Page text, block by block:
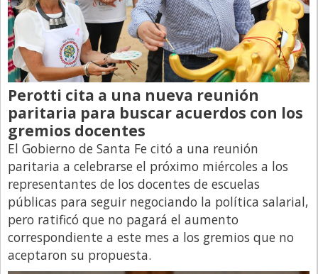
Perotti cita a una nueva reunión
paritaria para buscar acuerdos con los
gremios docentes
El Gobierno de Santa Fe citó a una reunión
paritaria a celebrarse el próximo miércoles a los
representantes de los docentes de escuelas
públicas para seguir negociando la política salarial,
pero ratificó que no pagará el aumento
correspondiente a este mes a los gremios que no
aceptaron su propuesta.